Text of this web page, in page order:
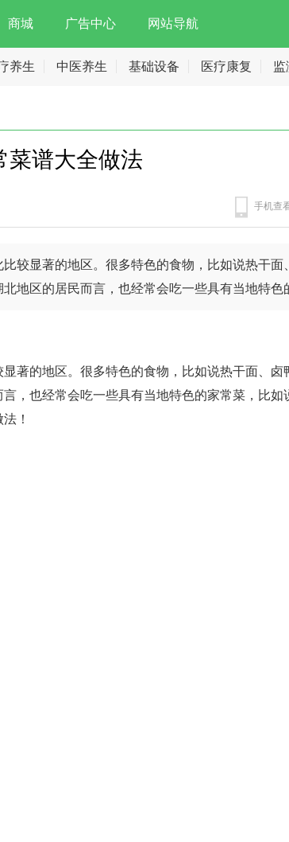
商城 广告中心 网站导航
养生 中医养生 基础设备 医疗康复 监
菜谱大全做法
手机查
较显著的地区。很多特色的食物，比如说热干面
地区的居民而言，也经常会吃一些具有当地特色
著的地区。很多特色的食物，比如说热干面、卤
，也经常会吃一些具有当地特色的家常菜，比如
！